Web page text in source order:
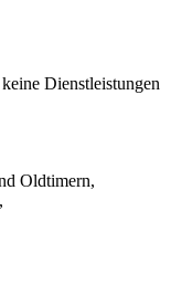
Dienstleistungen
Oldtimern,